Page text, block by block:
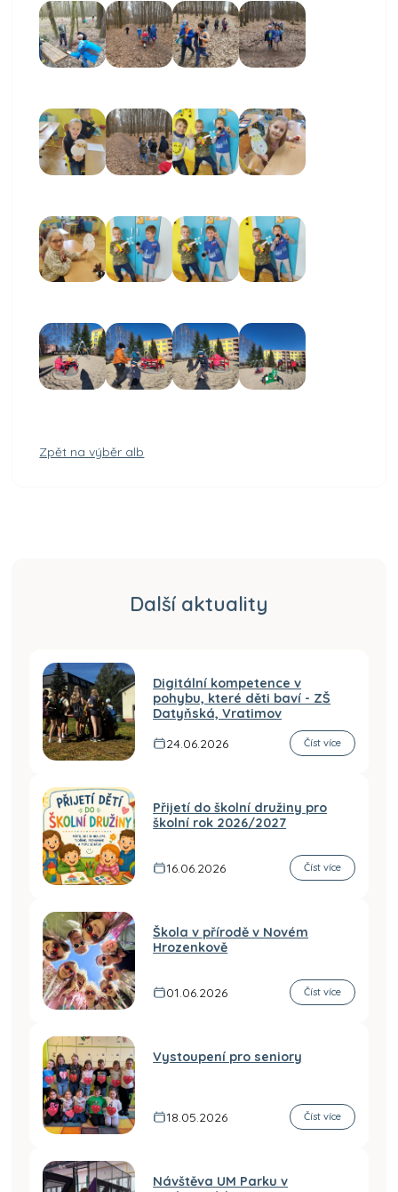
Zpět na výběr alb
Další aktuality
Digitální kompetence v
pohybu, které děti baví - ZŠ
Datyňská, Vratimov
24.06.2026
Číst více
Přijetí do školní družiny pro
školní rok 2026/2027
16.06.2026 Číst více
Škola v přírodě v Novém
Hrozenkově
01.06.2026 Číst více
Vystoupení pro seniory
18.05.2026 Číst více
Návštěva UM Parku v